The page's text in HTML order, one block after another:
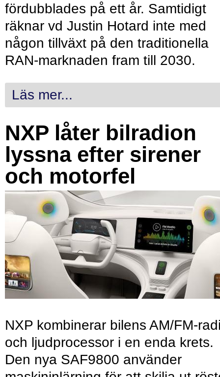
fördubblades på ett år. Samtidigt
räknar vd Justin Hotard inte med
någon tillväxt på den traditionella
RAN-marknaden fram till 2030.
Läs mer...
NXP låter bilradion
lyssna efter sirener
och motorfel
NXP kombinerar bilens AM/FM-
och ljudprocessor i en enda krets.
Den nya SAF9800 använder